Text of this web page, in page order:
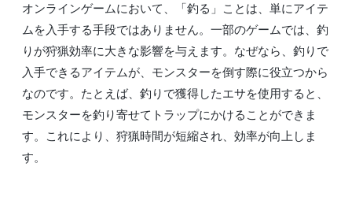
オンラインゲームにおいて、「釣る」ことは、単にアイテ
ムを入手する手段ではありません。一部のゲームでは、釣
りが狩猟効率に大きな影響を与えます。なぜなら、釣りで
入手できるアイテムが、モンスターを倒す際に役立つから
なのです。たとえば、釣りで獲得したエサを使用すると、
モンスターを釣り寄せてトラップにかけることができま
す。これにより、狩猟時間が短縮され、効率が向上しま
す。